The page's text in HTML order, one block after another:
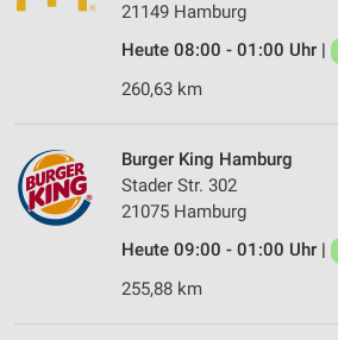
21149 Hamburg
Heute 08:00 - 01:00 Uhr |
260,63 km
Burger King Hamburg
Stader Str. 302
21075 Hamburg
Heute 09:00 - 01:00 Uhr |
255,88 km